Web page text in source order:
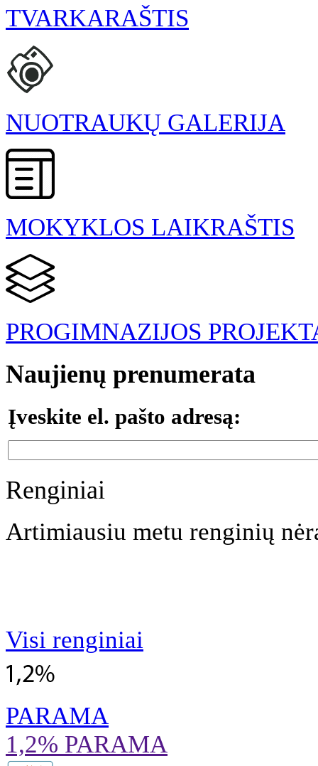
TVARKARAŠTIS
NUOTRAUKŲ GALERIJA
MOKYKLOS LAIKRAŠTIS
PROGIMNAZIJOS
Naujienų prenumerata
Įveskite el. pašto adresą:
Renginiai
Artimiausiu metu renginių
Visi renginiai
PARAMA
1,2% PARAMA